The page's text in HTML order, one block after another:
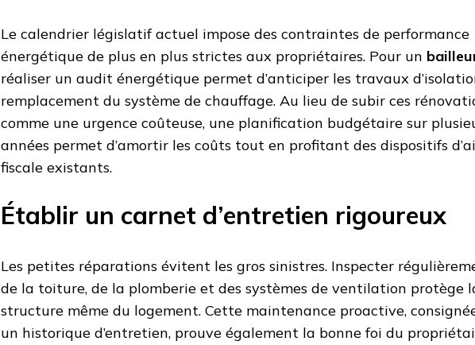
Le calendrier législatif actuel impose des contraintes de performance
énergétique de plus en plus strictes aux propriétaires. Pour un
réaliser un audit énergétique permet d’anticiper les travaux
remplacement du système de chauffage. Au lieu de subir ces
comme une urgence coûteuse, une planification budgétaire sur
années permet d’amortir les coûts tout en profitant des dispositifs
fiscale existants.
Établir un carnet d’entretien rigoureux
Les petites réparations évitent les gros sinistres. Inspecter
de la toiture, de la plomberie et des systèmes de ventilation protège
structure même du logement. Cette maintenance proactive,
un historique d’entretien, prouve également la bonne foi du